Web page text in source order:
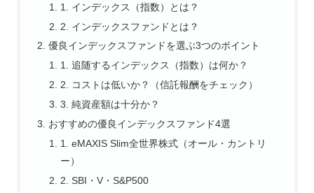
1. インデックス（指数）とは？
2. インデックスファンドとは？
優良インデックスファンドを選ぶ3つのポイント
1. 追随するインデックス（指数）は何か？
2. コストは低いか？（信託報酬をチェック）
3. 純資産額は十分か？
おすすめの優良インデックスファンド4選
1. eMAXIS Slim全世界株式（オール・カントリ
ー）
2. SBI・V・S&P500